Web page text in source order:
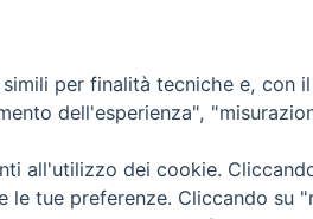
per finalità tecniche e, con
dell'esperienza",
all'utilizzo dei cookie.
le tue preferenze. Cliccando su